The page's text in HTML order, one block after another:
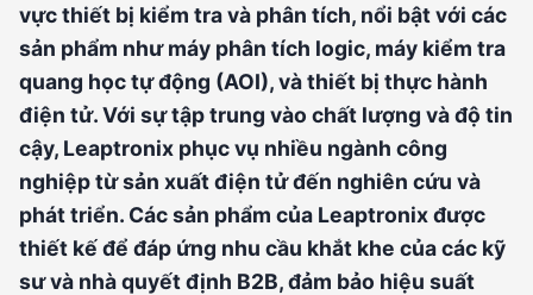
vực thiết bị kiểm tra và phân tích, nổi bật với các
sản phẩm như máy phân tích logic, máy kiểm tra
quang học tự động (AOI), và thiết bị thực hành
điện tử. Với sự tập trung vào chất lượng và độ tin
cậy, Leaptronix phục vụ nhiều ngành công
nghiệp từ sản xuất điện tử đến nghiên cứu và
phát triển. Các sản phẩm của Leaptronix được
thiết kế để đáp ứng nhu cầu khắt khe của các kỹ
sư và nhà quyết định B2B, đảm bảo hiệu suất